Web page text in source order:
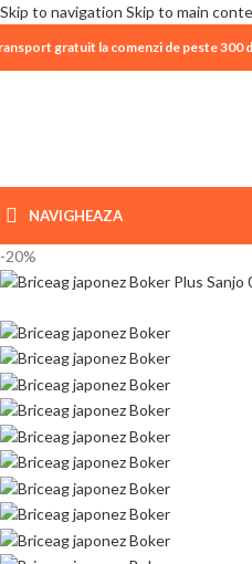
Skip to navigation Skip to main
| 📦 Program livrari|In
gratuit la comenzi de peste 300
NAVIGHEAZA
-20%